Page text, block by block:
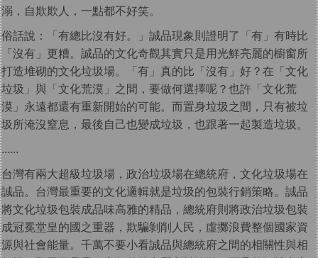
溺，自欺欺人，一點都不好笑。
俗話說：「有總比沒有好。」誠品現象則證明了「有」有時比
「沒有」更糟。誠品的文化奇觀其實只是用光鮮亮麗的櫥窗所
打造堆砌的文化垃圾場。「有」真的比「沒有」好？在「文化
垃圾」與「文化荒漠」之間，要做何選擇呢？也許「文化荒
漠」永遠都還有重新開始的可能。而置身垃圾之間，只有被垃
圾所淹沒窒息，最後自己也變成垃圾，也跟著一起製造垃圾。
......
台灣有兩大超級垃圾場，政治垃圾場在總統府，文化垃圾場在
誠品。台灣最重要的文化邏輯就是垃圾的包裝行銷策略。誠品
將文化垃圾包裝成品味高雅的精品，總統府則將政治垃圾包裝
成冠冕堂皇的國之重器，欺騙剝削人民，虛擲浪費整個國家資
源與社會能量。千萬不要小看誠品與總統府之間的相關性與相